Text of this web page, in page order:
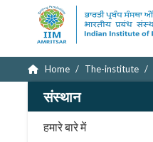
Home The-institute
संस्थान
हमारे बारे में